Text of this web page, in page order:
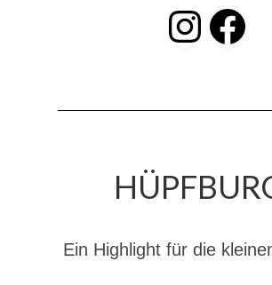
Dienstplan Dekon-Zug
Dienstplan KatS-Zug
Termine
INSTAGRAM Facebook
Ein Highlight für die